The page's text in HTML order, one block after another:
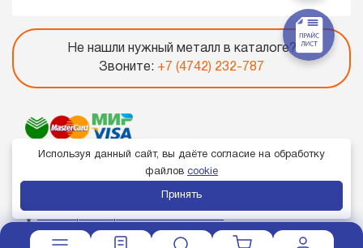
Не нашли нужный металл в каталоге?
Звоните: +7 (4742) 232-787
Член торгово-промышленной палаты
Используя данный сайт, вы даёте согласие на обработку
файлов cookie
Принять